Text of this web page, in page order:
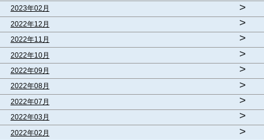
2023年02月 >
2022年12月 >
2022年11月 >
2022年10月 >
2022年09月 >
2022年08月 >
2022年07月 >
2022年03月 >
2022年02月 >